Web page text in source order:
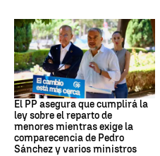
Crisis migratoria
El PP asegura que cumplirá la
ley sobre el reparto de
menores mientras exige la
comparecencia de Pedro
Sánchez y varios ministros